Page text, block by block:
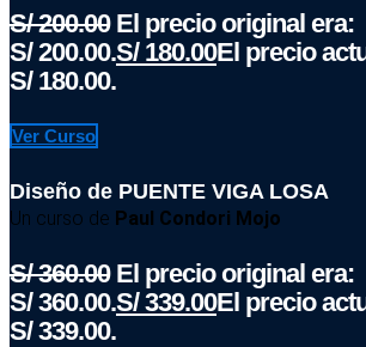
S/200.00 El precio original era:
S/ 200.00.S/180.00El precio
S/ 180.00.
Ver Curso
Diseño de PUENTE VIGA LOSA
Un curso de Paul Condori Mojo
S/360.00 El precio original era:
S/ 360.00.S/339.00El precio
S/ 339.00.